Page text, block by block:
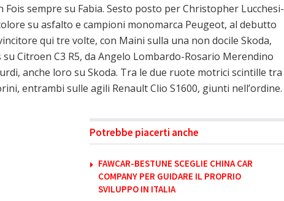
Fois sempre su Fabia. Sesto posto per Christopher Lucchesi-
su asfalto e campioni monomarca Peugeot, al debutto
qui tre volte, con Maini sulla una non docile Skoda,
Citroen C3 R5, da Angelo Lombardo-Rosario Merendino
anche loro su Skoda. Tra le due ruote motrici scintille tra
entrambi sulle agili Renault Clio S1600, giunti nell’ordine.
Potrebbe piacerti anche
FAWCAR-BESTUNE SCEGLIE CHINA CAR
COMPANY PER GUIDARE IL PROPRIO
SVILUPPO IN ITALIA